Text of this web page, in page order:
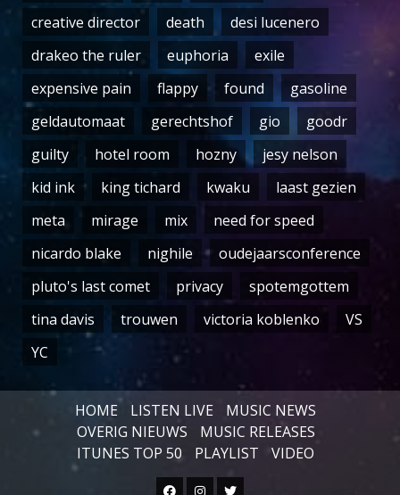
creative director
death
desi lucenero
drakeo the ruler
euphoria
exile
expensive pain
flappy found
gasoline
geldautomaat
gerechtshof gio
goodr
guilty
hotel room hozny
jesy nelson
kid ink
king tichard kwaku
laast gezien
meta
mirage mix
need for speed
nicardo blake
nighile
oudejaarsconference
pluto's last comet
privacy
spotemgottem
tina davis
trouwen victoria koblenko
VS
YC
HOME LISTEN LIVE
MUSIC NEWS
OVERIG NIEUWS
MUSIC RELEASES
ITUNES TOP 50
PLAYLIST VIDEO
Facebook
Instagram
Twitter